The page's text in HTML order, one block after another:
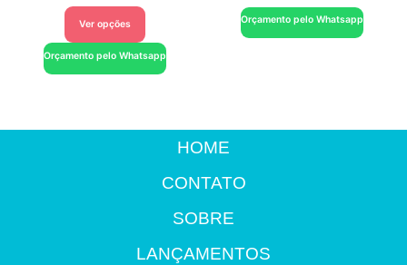
Ver opções
Orçamento pelo Whatsapp
Orçamento pelo Whatsapp
HOME
CONTATO
SOBRE
LANÇAMENTOS